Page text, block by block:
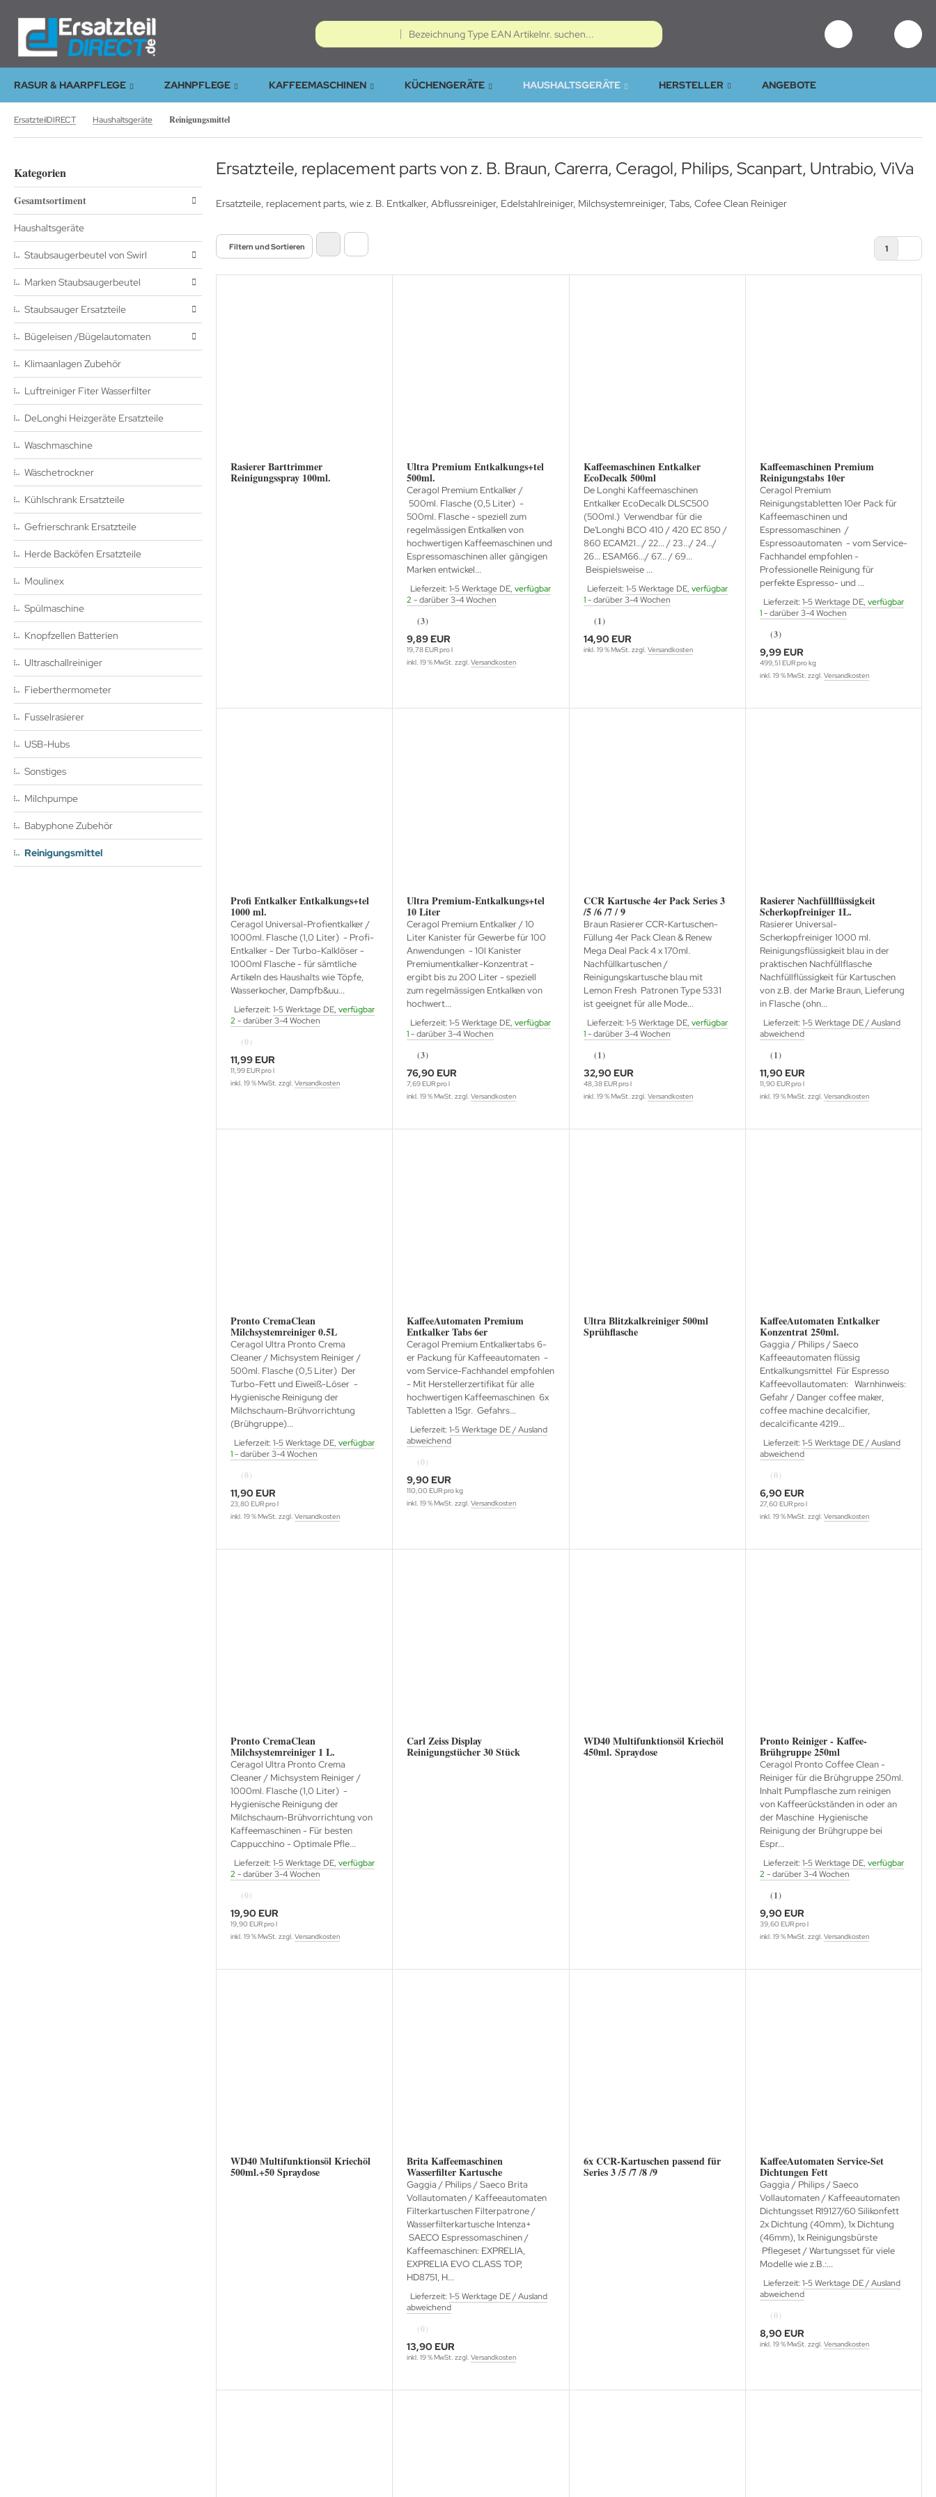
.
RASUR & HAARPFLEGE
ZAHNPFLEGE KAFFEEMASCHINEN KÜCHENGERÄTE HAUSHALTSGERÄTE HERSTELLER ANGEBOTE
ErsatzteilDIRECT Haushaltsgeräte Reinigungsmittel
Kategorien
Gesamtsortiment
Haushaltsgeräte
Staubsaugerbeutel von Swirl
Marken Staubsaugerbeutel
Staubsauger Ersatzteile
Bügeleisen /Bügelautomaten
Klimaanlagen Zubehör
Luftreiniger Fiter Wasserfilter
DeLonghi Heizgeräte Ersatzteile
Waschmaschine
Wäschetrockner
Kühlschrank Ersatzteile
Gefrierschrank Ersatzteile
Herde Backöfen Ersatzteile
Moulinex
Spülmaschine
Knopfzellen Batterien
Ultraschallreiniger
Fieberthermometer
Fusselrasierer
USB-Hubs
Sonstiges
Milchpumpe
Babyphone Zubehör
Reinigungsmittel
Ersatzteile, replacement parts von z. B. Braun, Carerra, Ceragol, Philips, Scanpart, Untrabio, ViVa
Ersatzteile, replacement parts, wie z. B. Entkalker, Abflussreiniger, Edelstahlreiniger, Milchsystemreiniger, Tabs, Cofee Clean Reiniger
Filtern und Sortieren 1
Rasierer Barttrimmer
Reinigungsspray 100ml.
Ultra Premium Entkalkungs+tel
500ml.
Ceragol Premium Entkalker /
500ml. Flasche (0,5 Liter) -
500ml. Flasche - speziell zum
regelmässigen Entkalken von
hochwertigen Kaffeemaschinen und
Espressomaschinen aller gängigen
Marken entwickel...
Lieferzeit:1-5 Werktage DE,verfügbar
2 - darüber 3-4 Wochen
(3)
9,89 EUR
19,78 EUR pro l
inkl. 19 % MwSt. zzgl.Versandkosten
Kaffeemaschinen Entkalker
EcoDecalk 500ml
De Longhi Kaffeemaschinen
Entkalker EcoDecalk DLSC500
(500ml.) Verwendbar für die
De'Longhi BCO 410 / 420 EC 850 /
860 ECAM21.../ 22... / 23.../ 24.../
26... ESAM66.../ 67... / 69...
Beispielsweise ...
Lieferzeit: 1-5 Werktage DE, verfügbar
1- darüber 3-4 Wochen
(1)
14,90 EUR
inkl. 19 % MwSt. zzgl. Versandkosten
Kaffeemaschinen Premium
Reinigungstabs 10er
Ceragol Premium
Reinigungstabletten 10er Pack für
Kaffeemaschinen und
Espressomaschinen /
Espressoautomaten - vom Service-
Fachhandel empfohlen -
Professionelle Reinigung für
perfekte Espresso- und ...
Lieferzeit: 1-5 Werktage DE, verfügbar
1- darüber 3-4 Wochen
(3)
9,99 EUR
499,51 EUR pro kg
inkl. 19 % MwSt. zzgl. Versandkosten
Profi Entkalker Entkalkungs+tel
1000 ml.
Ceragol Universal-Profientkalker /
1000ml. Flasche (1,0 Liter) - Profi-
Entkalker - Der Turbo-Kalklöser -
1000ml Flasche - für sämtliche
Artikeln des Haushalts wie Töpfe,
Wasserkocher, Dampfb&uu...
Lieferzeit: 1-5 Werktage DE, verfügbar
2 - darüber 3-4 Wochen
(0)
11,99 EUR
11,99 EUR pro l
inkl. 19 % MwSt. zzgl. Versandkosten
Ultra Premium-Entkalkungs+tel
10 Liter
Ceragol Premium Entkalker / 10
Liter Kanister für Gewerbe für 100
Anwendungen - 10l Kanister
Premiumentkalker-Konzentrat -
ergibt bis zu 200 Liter - speziell
zum regelmässigen Entkalken von
hochwert...
Lieferzeit:1-5 Werktage DE,verfügbar
1- darüber 3-4 Wochen
(3)
76,90 EUR
7,69 EUR pro l
inkl. 19 % MwSt. zzgl.Versandkosten
CCR Kartusche 4er Pack Series 3
/5 /6 /7 / 9
Braun Rasierer CCR-Kartuschen-
Füllung 4er Pack Clean & Renew
Mega Deal Pack 4 x 170ml.
Nachfüllkartuschen /
Reinigungskartusche blau mit
Lemon Fresh Patronen Type 5331
ist geeignet für alle Mode...
Lieferzeit: 1-5 Werktage DE, verfügbar
1- darüber 3-4 Wochen
(1)
32,90 EUR
48,38 EUR pro l
inkl. 19 % MwSt. zzgl. Versandkosten
Rasierer Nachfüllflüssigkeit
Scherkopfreiniger 1L.
Rasierer Universal-
Scherkopfreiniger 1000 ml.
Reinigungsflüssigkeit blau in der
praktischen Nachfüllflasche
Nachfüllflüssigkeit für Kartuschen
von z.B. der Marke Braun, Lieferung
in Flasche (ohn...
Lieferzeit: 1-5 Werktage DE / Ausland
abweichend
(1)
11,90 EUR
11,90 EUR pro l
inkl. 19 % MwSt. zzgl. Versandkosten
Pronto CremaClean
Milchsystemreiniger 0.5L
Ceragol Ultra Pronto Crema
Cleaner / Michsystem Reiniger /
500ml. Flasche (0,5 Liter) Der
Turbo-Fett und Eiweiß-Löser -
Hygienische Reinigung der
Milchschaum-Brühvorrichtung
(Brühgruppe)...
Lieferzeit: 1-5 Werktage DE, verfügbar
1- darüber 3-4 Wochen
(0)
11,90 EUR
23,80 EUR pro l
inkl. 19 % MwSt. zzgl. Versandkosten
KaffeeAutomaten Premium
Entkalker Tabs 6er
Ceragol Premium Entkalkertabs 6-
er Packung für Kaffeeautomaten -
vom Service-Fachhandel empfohlen
- Mit Herstellerzertifikat für alle
hochwertigen Kaffeemaschinen 6x
Tabletten a 15gr. Gefahrs...
Lieferzeit:1-5 Werktage DE / Ausland
abweichend
(0)
9,90 EUR
110,00 EUR pro kg
inkl. 19 % MwSt. zzgl.Versandkosten
Ultra Blitzkalkreiniger 500ml
Sprühflasche
KaffeeAutomaten Entkalker
Konzentrat 250ml.
Gaggia / Philips / Saeco
Kaffeeautomaten flüssig
Entkalkungsmittel Für Espresso
Kaffeevollautomaten: Warnhinweis:
Gefahr / Danger coffee maker,
coffee machine decalcifier,
decalcificante 4219...
Lieferzeit: 1-5 Werktage DE / Ausland
abweichend
(0)
6,90 EUR
27,60 EUR pro l
inkl. 19 % MwSt. zzgl. Versandkosten
Pronto CremaClean
Milchsystemreiniger 1 L.
Ceragol Ultra Pronto Crema
Cleaner / Michsystem Reiniger /
1000ml. Flasche (1,0 Liter) -
Hygienische Reinigung der
Milchschaum-Brühvorrichtung von
Kaffeemaschinen - Für besten
Cappucchino - Optimale Pfle...
Lieferzeit: 1-5 Werktage DE, verfügbar
2 - darüber 3-4 Wochen
(0)
19,90 EUR
19,90 EUR pro l
inkl. 19 % MwSt. zzgl. Versandkosten
Carl Zeiss Display
Reinigungstücher 30 Stück
WD40 Multifunktionsöl Kriechöl
450ml. Spraydose
Pronto Reiniger - Kaffee-
Brühgruppe 250ml
Ceragol Pronto Coffee Clean -
Reiniger für die Brühgruppe 250ml.
Inhalt Pumpflasche zum reinigen
von Kaffeerückständen in oder an
der Maschine Hygienische
Reinigung der Brühgruppe bei
Espr...
Lieferzeit: 1-5 Werktage DE, verfügbar
2 - darüber 3-4 Wochen
(1)
9,90 EUR
39,60 EUR pro l
inkl. 19 % MwSt. zzgl. Versandkosten
WD40 Multifunktionsöl Kriechöl
500ml.+50 Spraydose
Brita Kaffeemaschinen
Wasserfilter Kartusche
Gaggia / Philips / Saeco Brita
Vollautomaten / Kaffeeautomaten
Filterkartuschen Filterpatrone /
Wasserfilterkartusche Intenza+
SAECO Espressomaschinen /
Kaffeemaschinen: EXPRELIA,
EXPRELIA EVO CLASS TOP,
HD8751, H...
Lieferzeit:1-5 Werktage DE / Ausland
abweichend
(0)
13,90 EUR
inkl. 19 % MwSt. zzgl.Versandkosten
6x CCR-Kartuschen passend für
Series 3 /5 /7 /8 /9
KaffeeAutomaten Service-Set
Dichtungen Fett
Gaggia / Philips / Saeco
Vollautomaten / Kaffeeautomaten
Dichtungsset RI9127/60 Silikonfett
2x Dichtung (40mm), 1x Dichtung
(46mm), 1x Reinigungsbürste
Pflegeset / Wartungsset für viele
Modelle wie z.B.:...
Lieferzeit: 1-5 Werktage DE / Ausland
abweichend
(0)
8,90 EUR
inkl. 19 % MwSt. zzgl. Versandkosten